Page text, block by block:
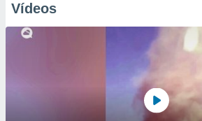
Vídeos